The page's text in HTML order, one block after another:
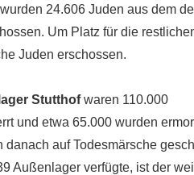
wurden 24.606 Juden aus dem
Um Platz für die
Juden erschossen.
Stutthofwaren 110.000
und etwa 65.000 wurden
danach auf Todesmärsche
Außenlager verfügte, ist der